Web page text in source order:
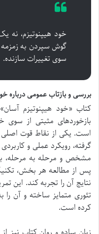
خود هیپنوتیزم، نه
گوش سپردن به زمزمه
سوی تغییرات سازنده.
بررسی و بازتاب عمومی درباره
کتاب «خود هیپنوتیزم
بازخوردهای مثبتی از سوی
است. یکی از نقاط قوت اصلی
گرفته، رویکرد عملی و
مشخص و مرحله به مرحله،
پس از مطالعه هر بخش،
نتایج آن را تجربه کند. این
تئوری متمایز ساخته و آن را
کرده است.